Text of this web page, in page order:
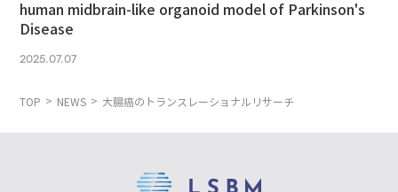
human midbrain-like organoid model of Parkinson's
Disease
2025.07.07
TOP NEWS 大腸癌のトランスレーショナルリサーチ